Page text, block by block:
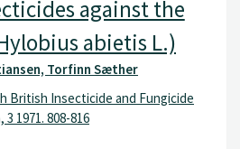
against the
abietis L.)
Torfinn Sæther
British Insecticide and Fungicide
1971. 808-816